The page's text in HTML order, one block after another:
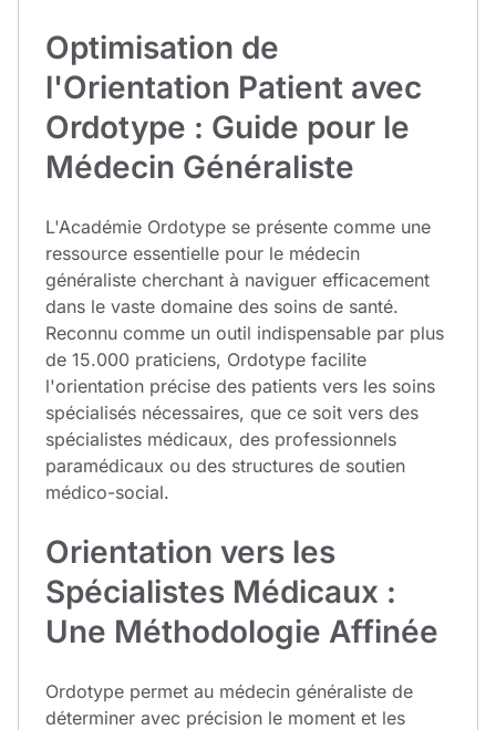
Optimisation de
l'Orientation Patient avec
Ordotype : Guide pour le
Médecin Généraliste
L'Académie Ordotype se présente comme une
ressource essentielle pour le médecin
généraliste cherchant à naviguer efficacement
dans le vaste domaine des soins de santé.
Reconnu comme un outil indispensable par plus
de 15.000 praticiens, Ordotype facilite
l'orientation précise des patients vers les soins
spécialisés nécessaires, que ce soit vers des
spécialistes médicaux, des professionnels
paramédicaux ou des structures de soutien
médico-social.
Orientation vers les
Spécialistes Médicaux :
Une Méthodologie Affinée
Ordotype permet au médecin généraliste de
déterminer avec précision le moment et les